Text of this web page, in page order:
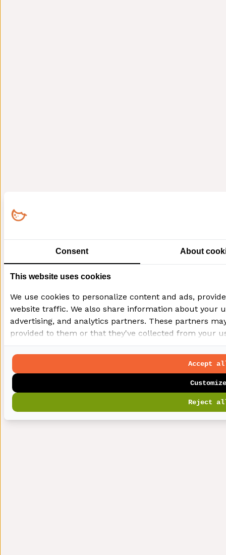
Consent About
This website uses cookies
We use cookies to personalize content and ads,
website traffic. We also share information about your
advertising, and analytics partners. These partners
provided to them or that they've collected from your
Reject
Customize
Accept